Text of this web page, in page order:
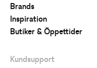
Brands
Inspiration
Butiker & Öppettider
Kundsupport